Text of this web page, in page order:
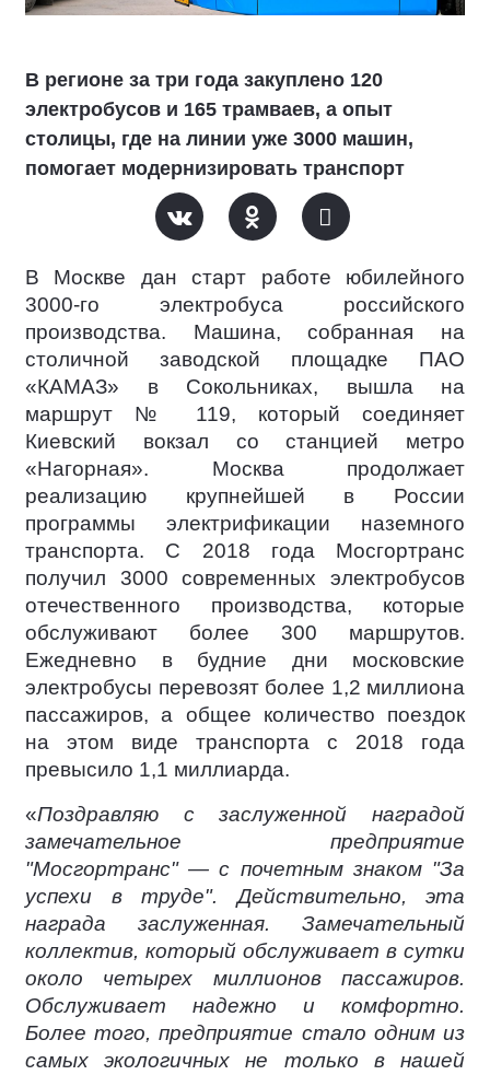
В регионе за три года закуплено 120
электробусов и 165 трамваев, а опыт
столицы, где на линии уже 3000 машин,
помогает модернизировать транспорт
В Москве дан старт работе юбилейного
3000-го электробуса российского
производства. Машина, собранная на
столичной заводской площадке ПАО
«КАМАЗ» в Сокольниках, вышла на
маршрут № 119, который соединяет
Киевский вокзал со станцией метро
«Нагорная». Москва продолжает
реализацию крупнейшей в России
программы электрификации наземного
транспорта. С 2018 года Мосгортранс
получил 3000 современных электробусов
отечественного производства, которые
обслуживают более 300 маршрутов.
Ежедневно в будние дни московские
электробусы перевозят более 1,2 миллиона
пассажиров, а общее количество поездок
на этом виде транспорта с 2018 года
превысило 1,1 миллиарда.
«Поздравляю с заслуженной наградой
замечательное предприятие
"Мосгортранс" — с почетным знаком "За
успехи в труде". Действительно, эта
награда заслуженная. Замечательный
коллектив, который обслуживает в сутки
около четырех миллионов пассажиров.
Обслуживает надежно и комфортно.
Более того, предприятие стало одним из
самых экологичных не только в нашей